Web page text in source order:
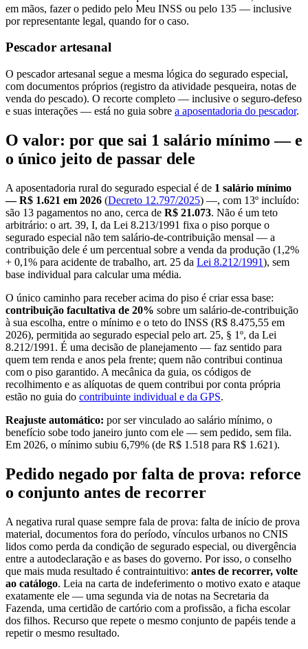
em mãos, fazer o pedido pelo Meu INSS ou pelo 135 — inclusive
por representante legal, quando for o caso.
Pescador artesanal
O pescador artesanal segue a mesma lógica do segurado especial,
com documentos próprios (registro da atividade pesqueira, notas de
venda do pescado). O recorte completo — inclusive o seguro-defeso
e suas interações — está no guia sobre a aposentadoria do pescador.
O valor: por que sai 1 salário mínimo — e
o único jeito de passar dele
A aposentadoria rural do segurado especial é de 1 salário mínimo
— R$ 1.621 em 2026 (Decreto 12.797/2025) —, com 13º incluído:
são 13 pagamentos no ano, cerca de R$ 21.073. Não é um teto
arbitrário: o art. 39, I, da Lei 8.213/1991 fixa o piso porque o
segurado especial não tem salário-de-contribuição mensal — a
contribuição dele é um percentual sobre a venda da produção (1,2%
+ 0,1% para acidente de trabalho, art. 25 da Lei 8.212/1991), sem
base individual para calcular uma média.
O único caminho para receber acima do piso é criar essa base:
contribuição facultativa de 20% sobre um salário-de-contribuição
à sua escolha, entre o mínimo e o teto do INSS (R$ 8.475,55 em
2026), permitida ao segurado especial pelo art. 25, § 1º, da Lei
8.212/1991. É uma decisão de planejamento — faz sentido para
quem tem renda e anos pela frente; quem não contribui continua
com o piso garantido. A mecânica da guia, os códigos de
recolhimento e as alíquotas de quem contribui por conta própria
estão no guia do contribuinte individual e da GPS.
Reajuste automático: por ser vinculado ao salário mínimo, o
benefício sobe todo janeiro junto com ele — sem pedido, sem fila.
Em 2026, o mínimo subiu 6,79% (de R$ 1.518 para R$ 1.621).
Pedido negado por falta de prova: reforce
o conjunto antes de recorrer
A negativa rural quase sempre fala de prova: falta de início de prova
material, documentos fora do período, vínculos urbanos no CNIS
lidos como perda da condição de segurado especial, ou divergência
entre a autodeclaração e as bases do governo. Por isso, o conselho
que mais muda resultado é contraintuitivo: antes de recorrer, volte
ao catálogo. Leia na carta de indeferimento o motivo exato e ataque
exatamente ele — uma segunda via de notas na Secretaria da
Fazenda, uma certidão de cartório com a profissão, a ficha escolar
dos filhos. Recurso que repete o mesmo conjunto de papéis tende a
repetir o mesmo resultado.